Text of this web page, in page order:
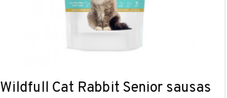
Wildfull Cat Rabbit Senior sausas